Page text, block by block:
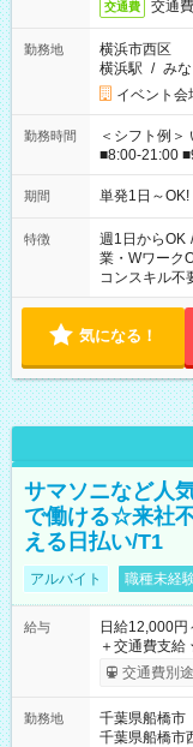
交通費 交通
勤務地
横浜市西区
横浜駅 / み
イベント会
勤務時間
＜シフト例
■8:00-21:00
期間 単発1日～OK!
特徴 週1日からOK /
業・Wワーク
コンスキル不
気になる！
サマソニなど人
で働ける☆来社
える日払い/T1
アルバイト 職種未経
給与
日給12,000円
＋交通費支給 ★交通費一部支給 ┗1日500円を超えた分は全額支
給！ ※往復500
（規定あり
なし
交通費別
勤務地
千葉県船橋市
千葉県船橋市